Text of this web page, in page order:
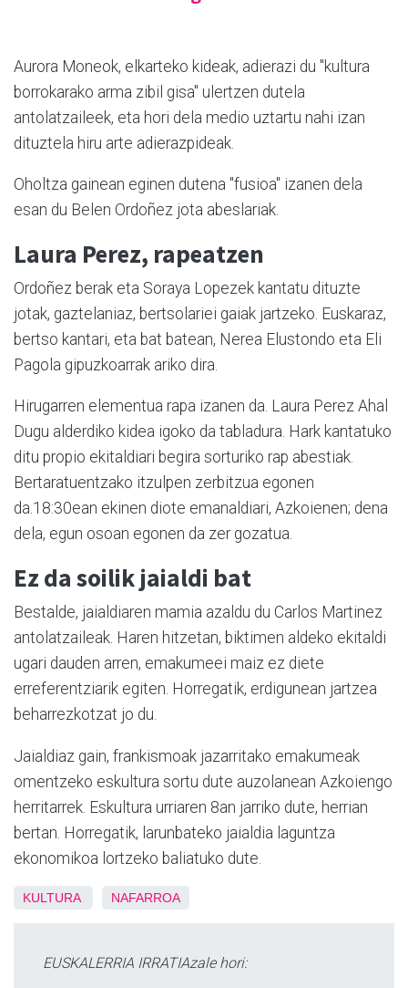
Aurora Moneok, elkarteko kideak, adierazi du "kultura
borrokarako arma zibil gisa" ulertzen dutela
antolatzaileek, eta hori dela medio uztartu nahi izan
dituztela hiru arte adierazpideak.
Oholtza gainean eginen dutena "fusioa" izanen dela
esan du Belen Ordoñez jota abeslariak.
Laura Perez, rapeatzen
Ordoñez berak eta Soraya Lopezek kantatu dituzte
jotak, gaztelaniaz, bertsolariei gaiak jartzeko. Euskaraz,
bertso kantari, eta bat batean, Nerea Elustondo eta Eli
Pagola gipuzkoarrak ariko dira.
Hirugarren elementua rapa izanen da. Laura Perez Ahal
Dugu alderdiko kidea igoko da tabladura. Hark kantatuko
ditu propio ekitaldiari begira sorturiko rap abestiak.
Bertaratuentzako itzulpen zerbitzua egonen
da.18:30ean ekinen diote emanaldiari, Azkoienen; dena
dela, egun osoan egonen da zer gozatua.
Ez da soilik jaialdi bat
Bestalde, jaialdiaren mamia azaldu du Carlos Martinez
antolatzaileak. Haren hitzetan, biktimen aldeko ekitaldi
ugari dauden arren, emakumeei maiz ez diete
erreferentziarik egiten. Horregatik, erdigunean jartzea
beharrezkotzat jo du.
Jaialdiaz gain, frankismoak jazarritako emakumeak
omentzeko eskultura sortu dute auzolanean Azkoiengo
herritarrek. Eskultura urriaren 8an jarriko dute, herrian
bertan. Horregatik, larunbateko jaialdia laguntza
ekonomikoa lortzeko baliatuko dute.
KULTURA NAFARROA
EUSKALERRIA IRRATIAzale hori: